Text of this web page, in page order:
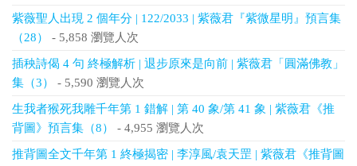
紫薇聖人出現 2 個年分 | 122/2033 | 紫薇君『紫微星明』預言集
（28）
- 5,858 瀏覽人次
插秧詩偈 4 句 終極解析 | 退步原來是向前 | 紫薇君「圓滿佛教」
集（3）
- 5,590 瀏覽人次
生我者猴死我雕千年第 1 錯解 | 第 40 象/第 41 象 | 紫薇君《推
背圖》預言集（8）
- 4,955 瀏覽人次
推背圖全文千年第 1 終極揭密 | 李淳風/袁天罡 | 紫薇君《推背圖